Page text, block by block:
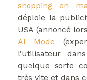
shopping en
déploie la
USA (annoncé
AI Mode
l’utilisateur
quelque sorte
très vite et dans